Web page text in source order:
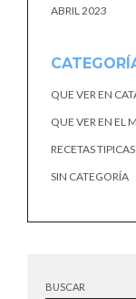
ABRIL 2023
QUE VER EN
QUE VER EN EL
RECETAS TIPICAS
SIN CATEGORÍA
BUSCAR